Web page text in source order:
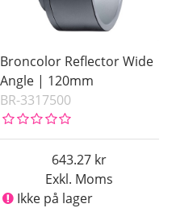
Broncolor Reflector Wide
Angle | 120mm
BR-3317500
Exkl. Moms
643.27
Ikke på lager